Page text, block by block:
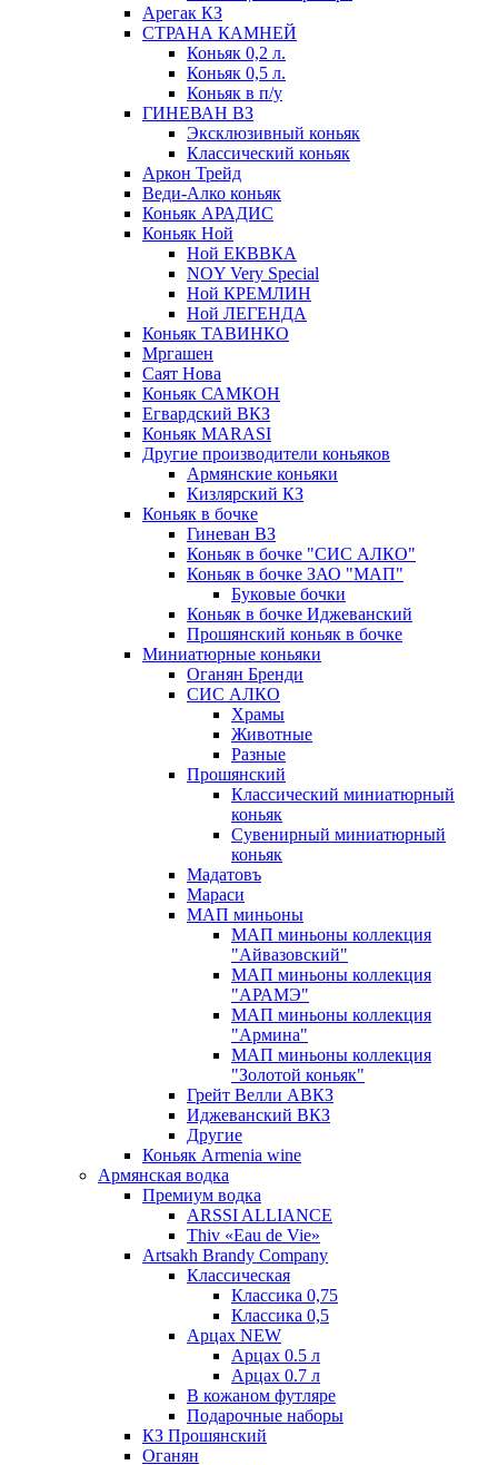
Арегак КЗ
СТРАНА КАМНЕЙ
Коньяк 0,2 л.
Коньяк 0,5 л.
Коньяк в п/у
ГИНЕВАН ВЗ
Эксклюзивный коньяк
Классический коньяк
Аркон Трейд
Веди-Алко коньяк
Коньяк АРАДИС
Коньяк Ной
Ной ЕКВВКА
NOY Very Special
Ной КРЕМЛИН
Ной ЛЕГЕНДА
Коньяк ТАВИНКО
Мргашен
Саят Нова
Коньяк САМКОН
Егвардский ВКЗ
Коньяк MARASI
Другие производители коньяков
Армянские коньяки
Кизлярский КЗ
Коньяк в бочке
Гиневан ВЗ
Коньяк в бочке "СИС АЛКО"
Коньяк в бочке ЗАО "МАП"
Буковые бочки
Коньяк в бочке Иджеванский
Прошянский коньяк в бочке
Миниатюрные коньяки
Оганян Бренди
СИС АЛКО
Храмы
Животные
Разные
Прошянский
Классический миниатюрный
коньяк
Сувенирный миниатюрный
коньяк
Мадатовъ
Мараси
МАП миньоны
МАП миньоны коллекция
"Айвазовский"
МАП миньоны коллекция
"АРАМЭ"
МАП миньоны коллекция
"Армина"
МАП миньоны коллекция
"Золотой коньяк"
Грейт Велли АВКЗ
Иджеванский ВКЗ
Другие
Коньяк Armenia wine
Армянская водка
Премиум водка
ARSSI ALLIANCE
Thiv «Eau de Vie»
Artsakh Brandy Company
Классическая
Классика 0,75
Классика 0,5
Арцах NEW
Арцах 0.5 л
Арцах 0.7 л
В кожаном футляре
Подарочные наборы
КЗ Прошянский
Оганян